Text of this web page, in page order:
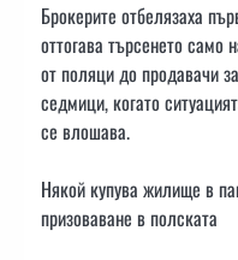
Брокерите отбелязаха
оттогава търсенето само
от поляци до продавачи
седмици, когато
се влошава.
Някой купува жилище в
призоваване в полската